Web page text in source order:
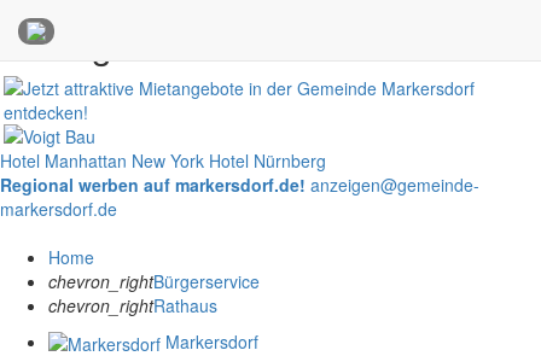
Anzeigen
Hotel Manhattan New York Hotel Nürnberg
Regional werben auf markersdorf.de! anzeigen@gemeinde-
markersdorf.de
Home
chevron_rightBürgerservice
chevron_rightRathaus
Markersdorf